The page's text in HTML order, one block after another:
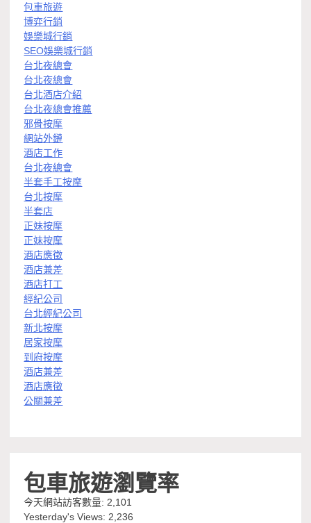
包車旅遊
博弈行銷
娛樂城行銷
SEO娛樂城行銷
台北夜總會
台北夜總會
台北酒店介紹
台北夜總會推薦
邪骨按摩
網站外鏈
酒店工作
台北夜總會
半套手工按摩
台北按摩
半套店
正妹按摩
正妹按摩
酒店應徵
酒店兼差
酒店打工
經紀公司
台北經紀公司
新北按摩
居家按摩
到府按摩
酒店兼差
酒店應徵
公關兼差
包車旅遊瀏覽率
今天網站訪客數量: 2,101
Yesterday's Views: 2,236